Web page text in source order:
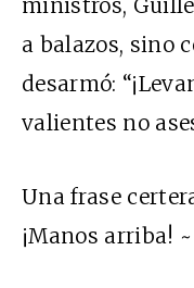
ministros,
a balazos, sino
desarmó:
valientes no
Una frase
¡Manos arriba! ~